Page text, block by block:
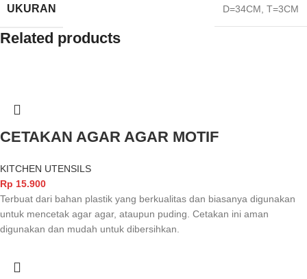
UKURAN D=34CM, T=3CM
Related products
CETAKAN AGAR AGAR MOTIF
KITCHEN UTENSILS
Rp 15.900
Terbuat dari bahan plastik yang berkualitas dan biasanya digunakan
untuk mencetak agar agar, ataupun puding. Cetakan ini aman
digunakan dan mudah untuk dibersihkan.